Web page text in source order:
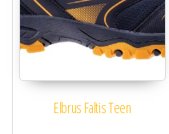
Elbrus Faltis Teen